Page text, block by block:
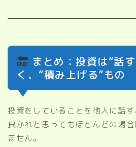
まとめ：投資は“話
く、“積み上げる”もの
投資をしていることを他人に話す
良かれと思ってもほとんどの場
ません。